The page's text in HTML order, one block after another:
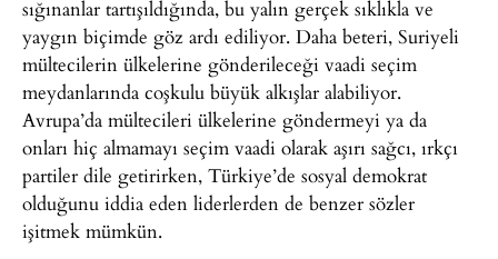
sığınanlar tartışıldığında, bu yalın gerçek sıklıkla ve
yaygın biçimde göz ardı ediliyor. Daha beteri, Suriyeli
mültecilerin ülkelerine gönderileceği vaadi seçim
meydanlarında coşkulu büyük alkışlar alabiliyor.
Avrupa’da mültecileri ülkelerine göndermeyi ya da
onları hiç almamayı seçim vaadi olarak aşırı sağcı, ırkçı
partiler dile getirirken, Türkiye’de sosyal demokrat
olduğunu iddia eden liderlerden de benzer sözler
işitmek mümkün.